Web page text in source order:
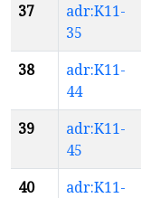
37
adr:K11-
35
38
adr:K11-
44
39
adr:K11-
45
40
adr:K11-